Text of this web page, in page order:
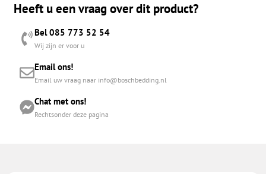
Heeft u een vraag over dit product?
Bel 085 773 52 54
Wij zijn er voor u
Email ons!
Email uw vraag naar info@boschbedding.nl
Chat met ons!
Rechtsonder deze pagina